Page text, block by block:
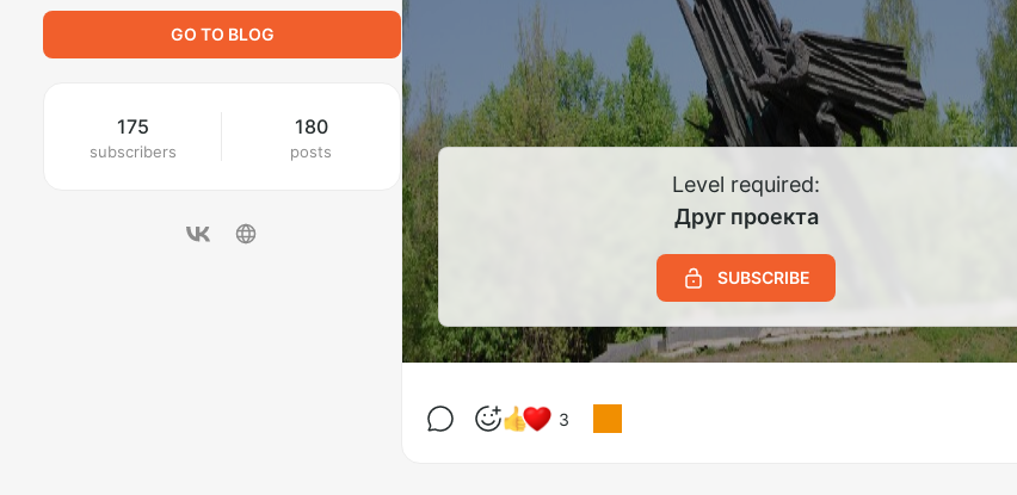
GO TO BLOG
175
subscribers
180
posts
Level required:
Друг проекта
SUBSCRIBE
3